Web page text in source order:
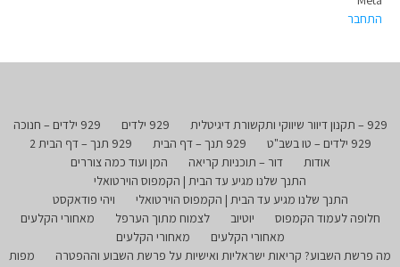
התחבר
929 – תקנון דיוור שיווקי ותקשורת דיגיטלית 929 ילדים
929 ילדים – חנוכה
929 ילדים – טו בשב"ט
929 תנך – דף הבית
929 תנך – דף הבית 2
אודות
דור – תוכניות קריאה
המן ועוד כמה צוררים
התנך שלנו מגיע עד הבית | הקמפוס הוירטואלי
התנך שלנו מגיע עד הבית | הקמפוס הוירטואלי
ויהי פודאקסט
חלופה לעמוד הקמפוס
יוטיוב לצמוח מתוך הערפל
מאחורי הקלעים
מאחורי הקלעים
מאחורי הקלעים
מה פרשת השבוע? קריאות ישראליות ואישיות על פרשת השבוע וההפטרה
מפות